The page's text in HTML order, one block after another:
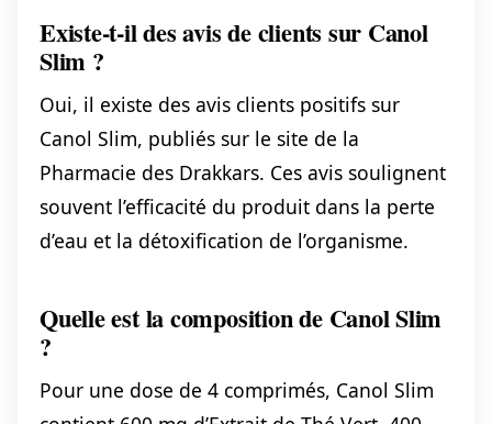
Existe-t-il des avis de clients sur Canol
Slim ?
Oui, il existe des avis clients positifs sur
Canol Slim, publiés sur le site de la
Pharmacie des Drakkars. Ces avis soulignent
souvent l’efficacité du produit dans la perte
d’eau et la détoxification de l’organisme.
Quelle est la composition de Canol Slim
?
Pour une dose de 4 comprimés, Canol Slim